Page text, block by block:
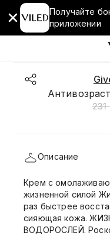
Получайте
приложении
231
Описание
Крем с
жизненной силой
раз быстрее
сияющая кожа.
ВОДОРОСЛЕЙ.